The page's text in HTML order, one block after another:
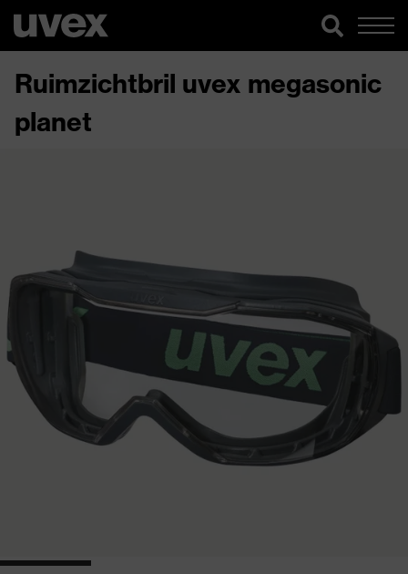
Ruimzichtbril uvex megasonic
planet